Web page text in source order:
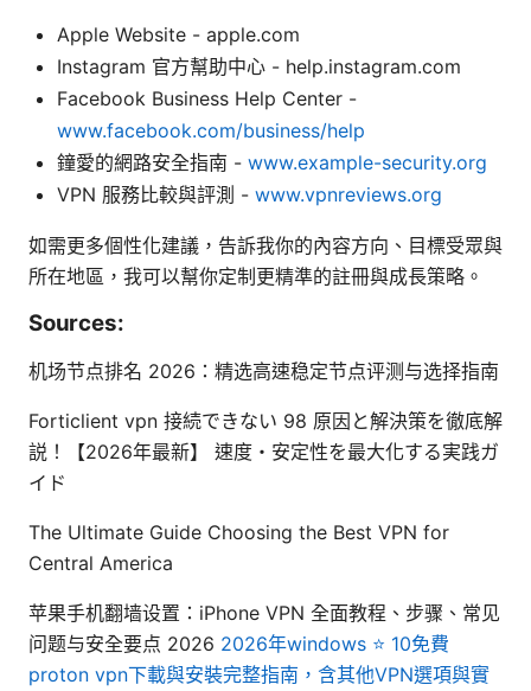
Apple Website - apple.com
Instagram 官方幫助中心 - help.instagram.com
Facebook Business Help Center -
www.facebook.com/business/help
鐘愛的網路安全指南 - www.example-security.org
VPN 服務比較與評測 - www.vpnreviews.org
如需更多個性化建議，告訴我你的內容方向、目標受眾與
所在地區，我可以幫你定制更精準的註冊與成長策略。
Sources:
机场节点排名 2026：精选高速稳定节点评测与选择指南
Forticlient vpn 接続できない 98 原因と解決策を徹底解
説！【2026年最新】 速度・安定性を最大化する実践ガ
イド
The Ultimate Guide Choosing the Best VPN for
Central America
苹果手机翻墙设置：iPhone VPN 全面教程、步骤、常见
问题与安全要点 2026 2026年windows ⭐ 10免費
proton vpn下載與安裝完整指南，含其他VPN選項與實